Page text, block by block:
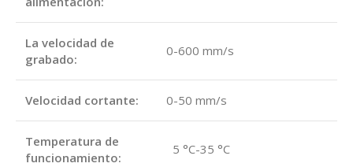
La velocidad de
grabado:
0-600 mm/s
Velocidad cortante: 0-50 mm/s
Temperatura de
funcionamiento:
5 °C-35 °C